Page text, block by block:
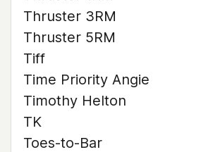
Thruster 3RM
Thruster 5RM
Tiff
Time Priority Angie
Timothy Helton
TK
Toes-to-Bar